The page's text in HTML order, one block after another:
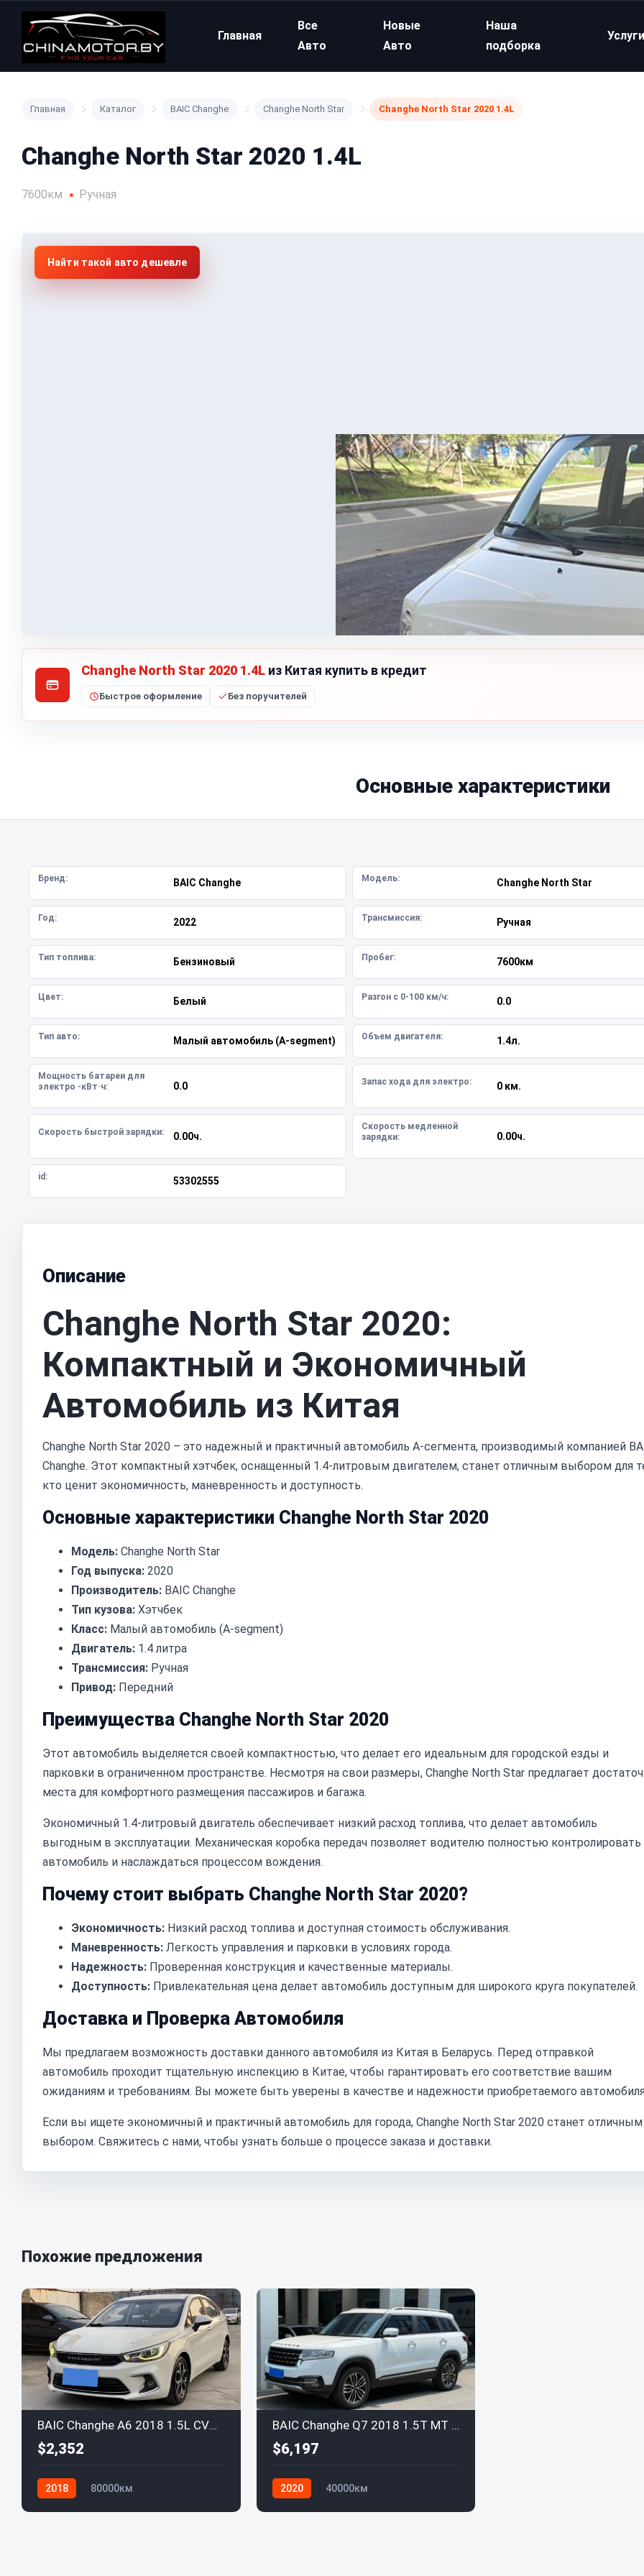
Главная
Все
Авто
Новые
Авто
Наша
подборка
Главная Каталог BAIC Changhe Changhe North Star Changhe North Star 2020 1.4L
Changhe North Star 2020 1.4L
7600км Ручная
Найти такой авто дешевле
Changhe North Star 2020 1.4L из Китая купить в кредит
Быстрое оформление Без поручителей
Основные характеристики
Бренд: BAIC Changhe Модель: Changhe North Star
Год: 2022 Трансмиссия: Ручная
Тип топлива: Бензиновый Пробег: 7600км
Цвет: Белый Разгон с 0-100 км/ч: 0.0
Тип авто: Малый автомобиль (A-segment) Объем двигателя: 1.4л.
Мощность батареи для
электро -кВт·ч:
0.0 Запас хода для электро: 0 км.
Скорость быстрой зарядки: 0.00ч.
Скорость медленной
зарядки:
0.00ч.
id: 53302555
Описание
Changhe North Star 2020:
Компактный и Экономичный
Автомобиль из Китая
Changhe North Star 2020 – это надежный и практичный автомобиль A-сегмента, производимый компанией
Changhe. Этот компактный хэтчбек, оснащенный 1.4-литровым двигателем, станет отличным выбором для
кто ценит экономичность, маневренность и доступность.
Основные характеристики Changhe North Star 2020
Модель: Changhe North Star
Год выпуска: 2020
Производитель: BAIC Changhe
Тип кузова: Хэтчбек
Класс: Малый автомобиль (A-segment)
Двигатель: 1.4 литра
Трансмиссия: Ручная
Привод: Передний
Преимущества Changhe North Star 2020
Этот автомобиль выделяется своей компактностью, что делает его идеальным для городской езды и
парковки в ограниченном пространстве. Несмотря на свои размеры, Changhe North Star предлагает
места для комфортного размещения пассажиров и багажа.
Экономичный 1.4-литровый двигатель обеспечивает низкий расход топлива, что делает автомобиль
выгодным в эксплуатации. Механическая коробка передач позволяет водителю полностью контролировать
автомобиль и наслаждаться процессом вождения.
Почему стоит выбрать Changhe North Star 2020?
Экономичность: Низкий расход топлива и доступная стоимость обслуживания.
Маневренность: Легкость управления и парковки в условиях города.
Надежность: Проверенная конструкция и качественные материалы.
Доступность: Привлекательная цена делает автомобиль доступным для широкого круга покупателей.
Доставка и Проверка Автомобиля
Мы предлагаем возможность доставки данного автомобиля из Китая в Беларусь. Перед отправкой
автомобиль проходит тщательную инспекцию в Китае, чтобы гарантировать его соответствие вашим
ожиданиям и требованиям. Вы можете быть уверены в качестве и надежности приобретаемого
Если вы ищете экономичный и практичный автомобиль для города, Changhe North Star 2020 станет отличным
выбором. Свяжитесь с нами, чтобы узнать больше о процессе заказа и доставки.
Похожие предложения
BAIC Changhe A6 2018 1.5L CVT Luxury Edition
$2,352
2018
80000км
BAIC Changhe Q7 2018 1.5T MT Luxury 5-местный
$6,197
2020
40000км